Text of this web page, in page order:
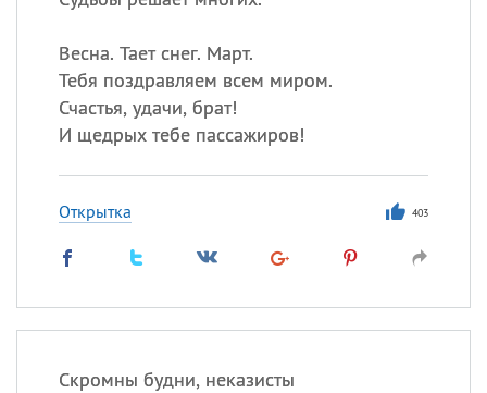
Весна. Тает снег. Март.
Тебя поздравляем всем миром.
Счастья, удачи, брат!
И щедрых тебе пассажиров!
Открытка 403
Скромны будни, неказисты